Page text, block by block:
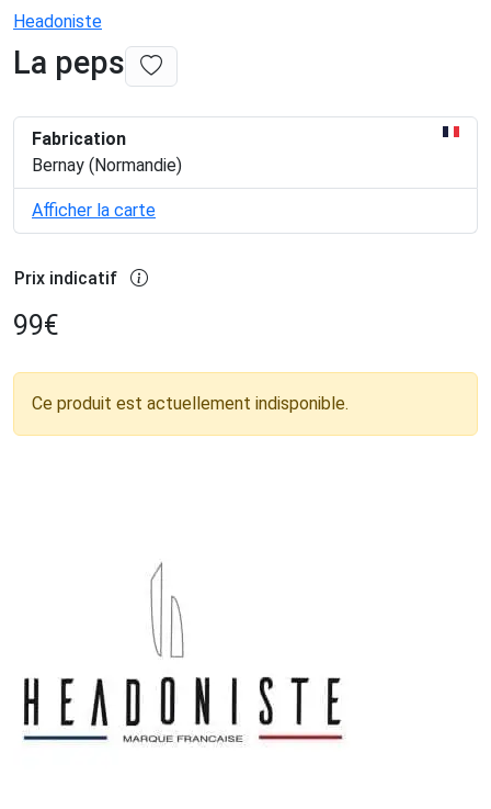
Headoniste
La peps
Fabrication
Bernay (Normandie)
Afficher la carte
Prix indicatif
99€
Ce produit est actuellement indisponible.